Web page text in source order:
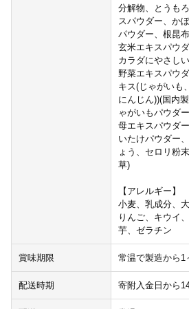
分解物、とうも
スパウダー、か
パウダー、根昆
玄米エキスパウ
カラダにやさし
野菜エキスパウ
キス(じゃがいも
にんじん))(国内
ゃがいもパウダ
母エキスパウダ
いたけパウダー
ょう、セロリ粉
草)
【アレルギー】
小麦、乳成分、
りんご、キウイ
芋、ゼラチン
賞味期限 常温で製造から1
配送時期 寄附入金日から